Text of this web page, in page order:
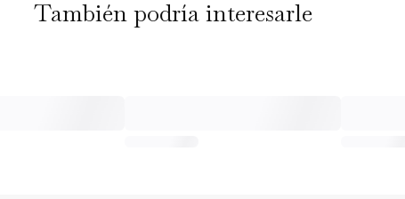
También podría interesarle